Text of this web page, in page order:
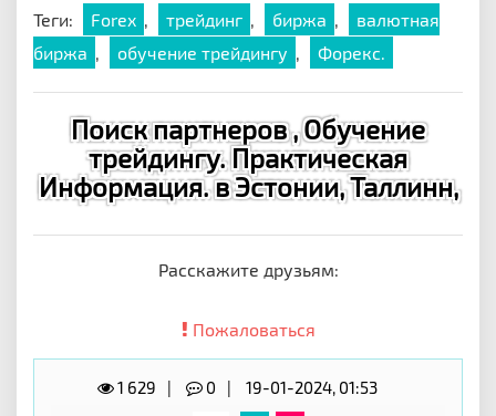
Теги: Forex , трейдинг , биржа ,
валютная
биржа , обучение трейдингу , Форекс.
Поиск партнеров , Обучение
трейдингу. Практическая
Информация. в Эстонии, Таллинн,
Расскажите друзьям:
Пожаловаться
1 629 0
19-01-2024, 01:53